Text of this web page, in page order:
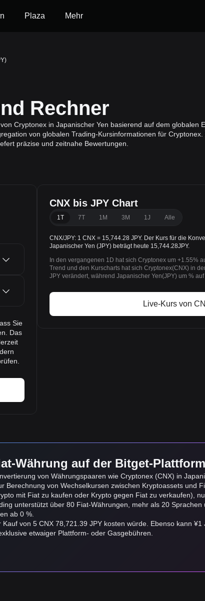
Plaza Mehr
Rechner
Cryptonex in Japanischer Yen basierend auf dem globalen
von globalen Trading-Kursinformationen für
präzise und zeitnahe Bewertungen.
Sie
Das
CNX bis JPY Chart
1T 7T 1M 3M 1J Alle
CNX/JPY: 1 CNX = 15,744.28 JPY. Der Kurs für die
Japanischer Yen (JPY) beträgt heute 15,744.28JPY.
In den vergangenen 1D hat sich Cryptonex um +1.55%
Trend und den Kurscharts hat sich Cryptonex(CNX) in
JPY verändert, während Japanischer Yen(JPY) um %
Live-Kurs von
Währung auf der Bitget-Plattform
von Währungspaaren wie Cryptonex (CNX) in
von Wechselkursen zwischen Kryptoassets und
mit Fiat zu kaufen oder Krypto gegen Fiat zu verkaufen),
unterstützt über 80 Fiat-Währungen, mehr als 20 Sprachen
ab 0 %.
von 5 CNX 78,721.39 JPY kosten würde. Ebenso kann ¥1
etwaiger Plattform- oder Gasgebühren.